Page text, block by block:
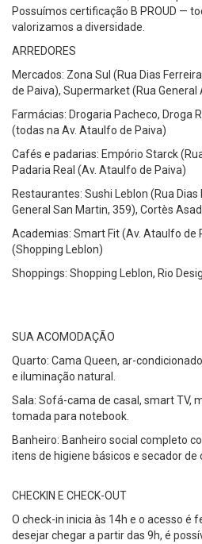
Possuímos certificação B PROUD —
valorizamos a diversidade.
ARREDORES
Mercados: Zona Sul (Rua Dias
de Paiva), Supermarket (Rua General
Farmácias: Drogaria Pacheco, Droga
(todas na Av. Ataulfo de Paiva)
Cafés e padarias: Empório Starck
Padaria Real (Av. Ataulfo de Paiva)
Restaurantes: Sushi Leblon (Rua Dias
General San Martin, 359), Cortès
Academias: Smart Fit (Av. Ataulfo de
(Shopping Leblon)
Shoppings: Shopping Leblon, Rio
SUA ACOMODAÇÃO
Quarto: Cama Queen, ar-
e iluminação natural.
Sala: Sofá-cama de casal, smart TV,
tomada para notebook.
Banheiro: Banheiro social completo
itens de higiene básicos e secador de
CHECKIN E CHECK-OUT
O check-in inicia às 14h e o acesso é
desejar chegar a partir das 9h, é